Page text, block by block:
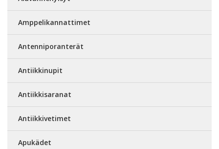
Amppelikannattimet
Antenniporanterät
Antiikkinupit
Antiikkisaranat
Antiikkivetimet
Apukädet